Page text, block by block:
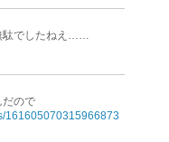
駄でしたねえ……
だので
161605070315966873